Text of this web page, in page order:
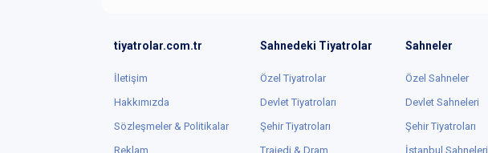
tiyatrolar.com.tr
İletişim
Hakkımızda
Sözleşmeler & Politikalar
Reklam
Sahnedeki Tiyatrolar
Özel Tiyatrolar
Devlet Tiyatroları
Şehir Tiyatroları
Trajedi & Dram
Sahneler
Özel Sahneler
Devlet Sahneleri
Şehir Tiyatroları
İstanbul Sahneleri